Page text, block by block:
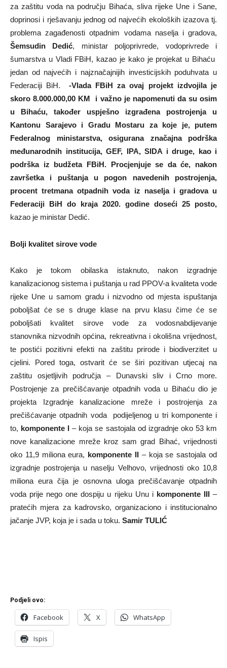
za zaštitu voda na području Bihaća, sliva rijeke Une i Sane,
doprinosi i rješavanju jednog od najvećih ekoloških izazova tj.
problema zagađenosti otpadnim vodama naselja i gradova,
Šemsudin Dedić, ministar poljoprivrede, vodoprivrede i
šumarstva u Vladi FBiH, kazao je kako je projekat u Bihaću
jedan od najvećih i najznačajnijih investicijskih poduhvata u
Federaciji BiH. -Vlada FBiH za ovaj projekt izdvojila je
skoro 8.000.000,00 KM i važno je napomenuti da su osim
u Bihaću, također uspješno izgrađena postrojenja u
Kantonu Sarajevo i Gradu Mostaru za koje je, putem
Federalnog ministarstva, osigurana značajna podrška
međunarodnih institucija, GEF, IPA, SIDA i druge, kao i
podrška iz budžeta FBiH. Procjenjuje se da će, nakon
završetka i puštanja u pogon navedenih postrojenja,
procent tretmana otpadnih voda iz naselja i gradova u
Federaciji BiH do kraja 2020. godine doseći 25 posto,
kazao je ministar Dedić.
Bolji kvalitet sirove vode
Kako je tokom obilaska istaknuto, nakon izgradnje
kanalizacionog sistema i puštanja u rad PPOV-a kvaliteta vode
rijeke Une u samom gradu i nizvodno od mjesta ispuštanja
poboljšat će se s druge klase na prvu klasu čime će se
poboljšati kvalitet sirove vode za vodosnabdijevanje
stanovnika nizvodnih općina, rekreativna i okolišna vrijednost,
te postići pozitivni efekti na zaštitu prirode i biodiverzitet u
cjelini. Pored toga, ostvarit će se širi pozitivan utjecaj na
zaštitu osjetljivih područja – Dunavski sliv i Crno more.
Postrojenje za prečišćavanje otpadnih voda u Bihaću dio je
projekta Izgradnje kanalizacione mreže i postrojenja za
prečišćavanje otpadnih voda podijeljenog u tri komponente i
to, komponente I – koja se sastojala od izgradnje oko 53 km
nove kanalizacione mreže kroz sam grad Bihać, vrijednosti
oko 11,9 miliona eura, komponente II – koja se sastojala od
izgradnje postrojenja u naselju Velhovo, vrijednosti oko 10,8
miliona eura čija je osnovna uloga prečišćavanje otpadnih
voda prije nego one dospiju u rijeku Unu i komponente III–
pratećih mjera za kadrovsko, organizaciono i institucionalno
jačanje JVP, koja je i sada u toku. Samir TULIĆ
Podjeli ovo:
Facebook X WhatsApp
Ispis